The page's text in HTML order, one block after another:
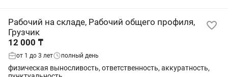
Рабочий на складе, Рабочий общего профиля,
Грузчик
12 000 ₸
от 1 до 3 лет полный день
физическая выносливость, ответственность, аккуратность,